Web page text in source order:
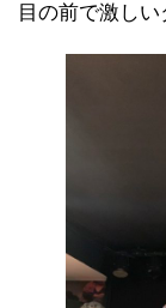
目の前で激しい